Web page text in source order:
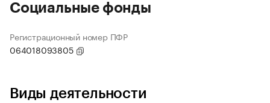
Социальные фонды
Регистрационный номер ПФР
064018093805
Виды деятельности